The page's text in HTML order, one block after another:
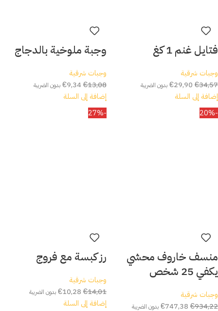
فتايل غنم 1 كغ
وجبات شرقية
€34,57
€29,90 بدون الضريبة
إضافة إلى السلة
وجبة ملوخية بالدجاج
وجبات شرقية
€13,08
€9,34 بدون الضريبة
إضافة إلى السلة
-20%
منسف خاروف محشي
يكفي 25 شخص
وجبات شرقية
€934,22
€747,38 بدون الضريبة
-27%
رز كبسة مع فروج
وجبات شرقية
€14,01
€10,28 بدون الضريبة
إضافة إلى السلة